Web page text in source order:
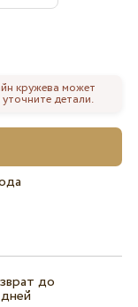
кружева может
детали.
до